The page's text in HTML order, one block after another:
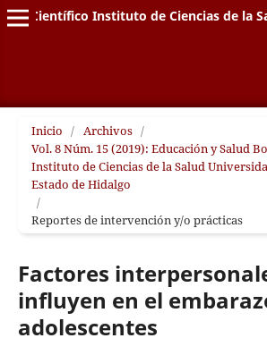
Científico Instituto de Ciencias de la
Inicio / Archivos /
Vol. 8 Núm. 15 (2019): Educación y Salud
Instituto de Ciencias de la Salud
Estado de Hidalgo
/
Reportes de intervención y/o prácticas
Factores
influyen en el
adolescentes